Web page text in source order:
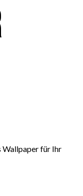
Wallpaper für Ihr